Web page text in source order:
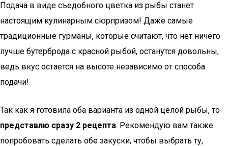
Подача в виде съедобного цветка из рыбы станет
настоящим кулинарным сюрпризом! Даже самые
традиционные гурманы, которые считают, что нет ничего
лучше бутерброда с красной рыбой, останутся довольны,
ведь вкус остается на высоте независимо от способа
подачи!
Так как я готовила оба варианта из одной целой рыбы, то
представлю сразу 2 рецепта. Рекомендую вам также
попробовать сделать обе закуски, чтобы выбрать ту,